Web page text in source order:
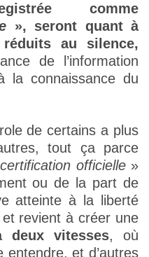
comme
», seront quant à
au silence,
de l’information
la connaissance du
de certains a plus
tout ça parce
certification officielle»
ou de la part de
atteinte à la liberté
et revient à créer une
deux vitesses, où
et d’autres